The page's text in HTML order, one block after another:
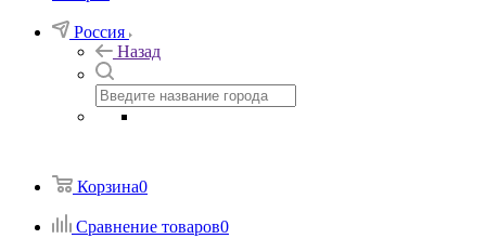
Россия
Назад
Корзина0
Сравнение товаров0